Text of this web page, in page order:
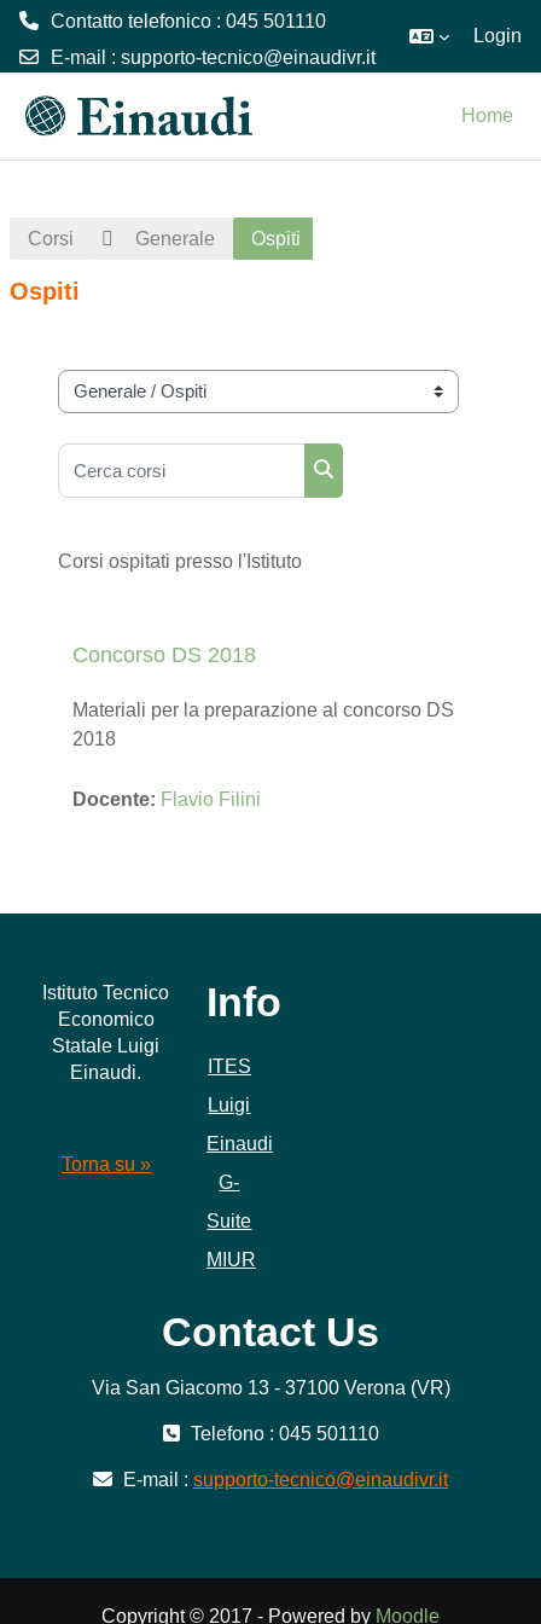
Contatto telefonico : 045 501110
E-mail : supporto-tecnico@einaudivr.it
Login
Home
Corsi Generale Ospiti
Ospiti
Categorie di corso
Cerca corsi
Cerca corsi
Corsi ospitati presso l'Istituto
Concorso DS 2018
Materiali per la preparazione al concorso DS
2018
Docente: Flavio Filini
Istituto Tecnico
Economico
Statale Luigi
Einaudi.
Torna su »
Info
ITES
Luigi
Einaudi
G-
Suite
MIUR
Contact Us
Via San Giacomo 13 - 37100 Verona (VR)
Telefono : 045 501110
E-mail : supporto-tecnico@einaudivr.it
Copyright © 2017 - Powered by Moodle